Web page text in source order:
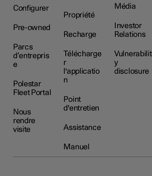
Configurer
Pre-owned
Parcs
d’entrepris
e
Polestar
Fleet Portal
Nous
rendre
visite
Propriété
Recharge
Télécharge
r
l'applicatio
n
Point
d'entretien
Assistance
Manuel
Média
Investor
Relations
Vulnerabilit
y
disclosure